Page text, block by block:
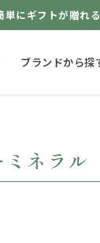
にギフトが贈れ
ブランドから探
ネラル